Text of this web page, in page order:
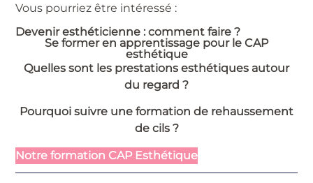
Vous pourriez être intéressé :
Devenir esthéticienne : comment faire ?
Se former en apprentissage pour le CAP
esthétique
Quelles sont les prestations esthétiques autour
du regard ?
Pourquoi suivre une formation de rehaussement
de cils ?
Notre formation CAP Esthétique